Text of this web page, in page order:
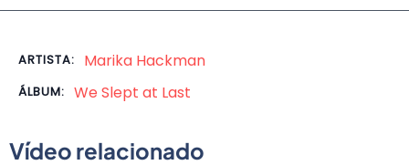
ARTISTA: Marika Hackman
ÁLBUM: We Slept at Last
Vídeo relacionado